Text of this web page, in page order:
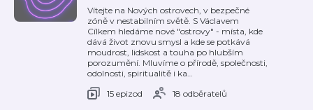
Vítejte na Nových ostrovech, v bezpečné
zóně v nestabilním světě. S Václavem
Cílkem hledáme nové "ostrovy" - místa, kde
dává život znovu smysl a kde se potkává
moudrost, lidskost a touha po hlubším
porozumění. Mluvíme o přírodě, společnosti,
odolnosti, spiritualitě i ka…
15 epizod
18 odběratelů